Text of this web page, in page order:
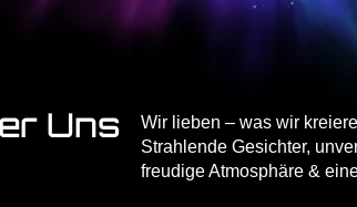
Uns
Wir lieben – was wir
Strahlende Gesichter,
freudige Atmosphäre &